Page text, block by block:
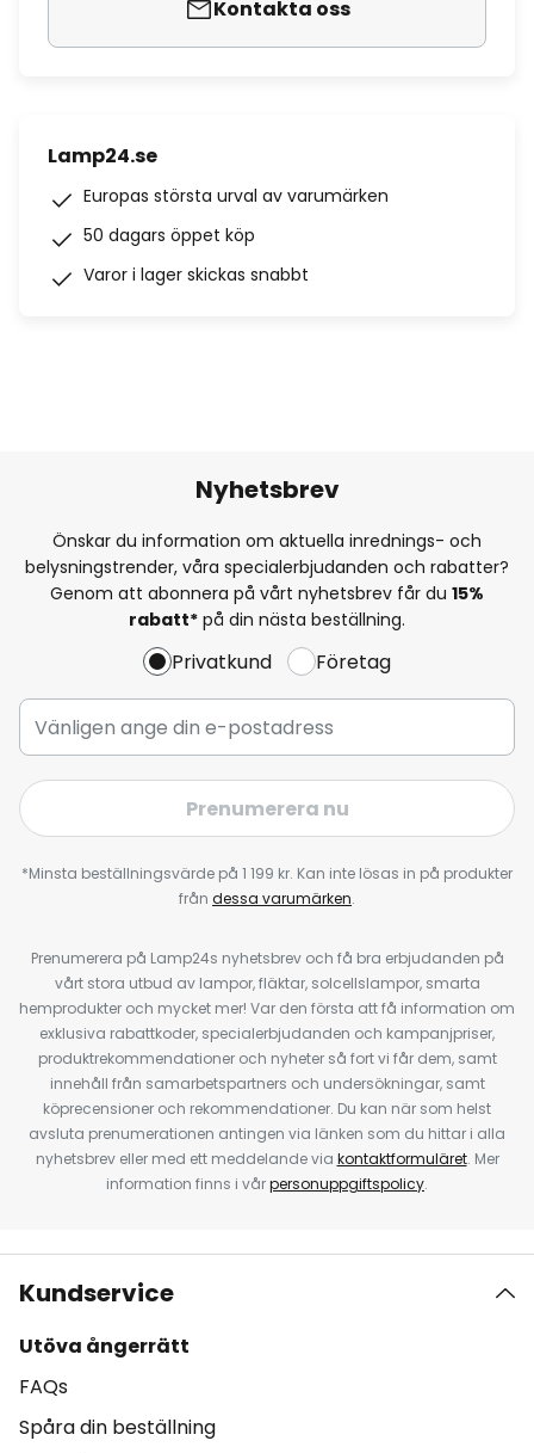
Kontakta oss
Lamp24.se
Europas största urval av varumärken
50 dagars öppet köp
Varor i lager skickas snabbt
Nyhetsbrev
Önskar du information om aktuella inrednings- och
belysningstrender, våra specialerbjudanden och rabatter?
Genom att abonnera på vårt nyhetsbrev får du 15%
rabatt* på din nästa beställning.
Privatkund Företag
Prenumerera nu
*Minsta beställningsvärde på 1 199 kr. Kan inte lösas in på produkter
från dessa varumärken.
Prenumerera på Lamp24s nyhetsbrev och få bra erbjudanden på
vårt stora utbud av lampor, fläktar, solcellslampor, smarta
hemprodukter och mycket mer! Var den första att få information om
exklusiva rabattkoder, specialerbjudanden och kampanjpriser,
produktrekommendationer och nyheter så fort vi får dem, samt
innehåll från samarbetspartners och undersökningar, samt
köprecensioner och rekommendationer. Du kan när som helst
avsluta prenumerationen antingen via länken som du hittar i alla
nyhetsbrev eller med ett meddelande via kontaktformuläret. Mer
information finns i vårpersonuppgiftspolicy.
Kundservice
Utöva ångerrätt
FAQs
Spåra din beställning